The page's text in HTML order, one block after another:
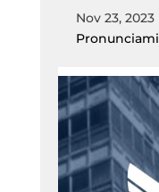
Nov 23, 2023